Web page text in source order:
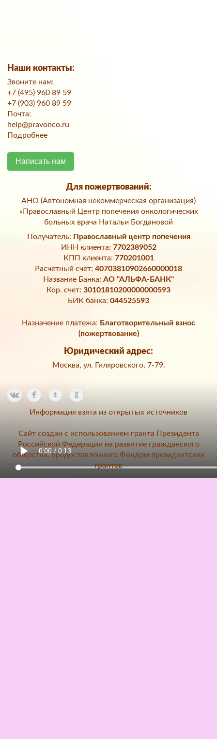
Наши контакты:
Звоните нам:
+7 (495) 960 89 59
+7 (903) 960 89 59
Почта:
help@pravonco.ru
Подробнее
Написать нам
Для пожертвований:
АНО (Автономная некоммерческая организация)
«Православный Центр попечения онкологических
больных врача Натальи Богдановой
Получатель: Православный центр попечения
ИНН клиента: 7702389052
КПП клиента: 770201001
Расчетный счет: 40703810902660000018
Название Банка: АО "АЛЬФА-БАНК"
Кор. счет: 30101810200000000593
БИК банка: 044525593
Назначение платежа: Благотворительный взнос
(пожертвование)
Юридический адрес:
Москва, ул. Гиляровского, 7-79.
Информация взята из открытых источников
Сайт создан с использованием гранта Президента
Российской Федерации на развитие гражданского
общества, предоставленного Фондом президентских
грантов